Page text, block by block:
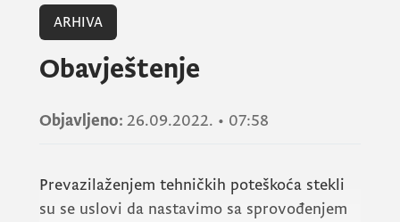
ARHIVA
Obavještenje
Objavljeno: 26.09.2022. • 07:58
Prevazilaženjem tehničkih poteškoća stekli
su se uslovi da nastavimo sa sprovođenjem